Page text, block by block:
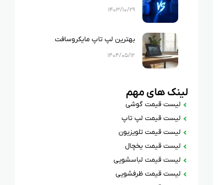
۱۴۰۳/۱۰/۲۹
بهترین لپ تاپ مایکروسافت
۱۴۰۴/۰۵/۱۲
لینک های مهم
لیست قیمت گوشی
لیست قیمت لپ تاپ
لیست قیمت تلویزیون
لیست قیمت یخچال
لیست قیمت لباسشویی
لیست قیمت ظرفشویی